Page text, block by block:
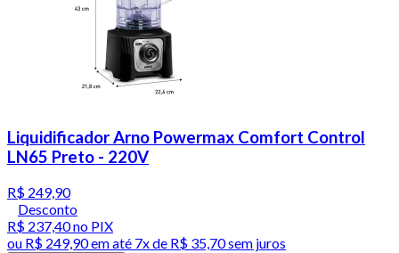
Liquidificador Arno Powermax Comfort Control
LN65 Preto - 220V
R$ 249,90
Desconto
R$ 237,40no PIX
ou R$ 249,90em até 7x de R$ 35,70 sem juros